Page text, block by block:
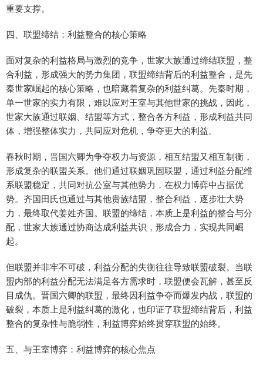
重要支撑。
四、联盟缔结：利益整合的核心策略
面对复杂的利益格局与激烈的竞争，世家大族通过缔结联盟，整
合利益，形成强大的势力集团，联盟缔结背后的利益整合，是先
秦世家崛起的核心策略，也暗藏着复杂的利益纠葛。先秦时期，
单一世家的实力有限，难以应对王室与其他世家的挑战，因此，
世家大族通过联姻、结盟等方式，整合各方利益，形成利益共同
体，增强整体实力，共同应对危机，争夺更大的利益。
春秋时期，晋国六卿为争夺权力与资源，相互结盟又相互制衡，
形成复杂的联盟关系。他们通过联姻巩固联盟，通过利益分配维
系联盟稳定，共同对抗公室与其他势力，在权力博弈中占据优
势。齐国田氏也通过与其他贵族结盟，整合利益，逐步壮大势
力，最终取代姜姓齐国。联盟的缔结，本质上是利益的整合与分
配，世家大族通过协商达成利益共识，形成合力，实现共同崛
起。
但联盟并非牢不可破，利益分配的失衡往往导致联盟破裂。当联
盟内部的利益分配无法满足各方需求时，联盟便会瓦解，甚至反
目成仇。晋国六卿的联盟，最终因利益争夺而爆发内战，联盟的
破裂，本质上是利益纠葛的激化，也印证了联盟缔结背后，利益
整合的复杂性与脆弱性，利益博弈始终贯穿联盟的始终。
五、与王室博弈：利益博弈的核心焦点